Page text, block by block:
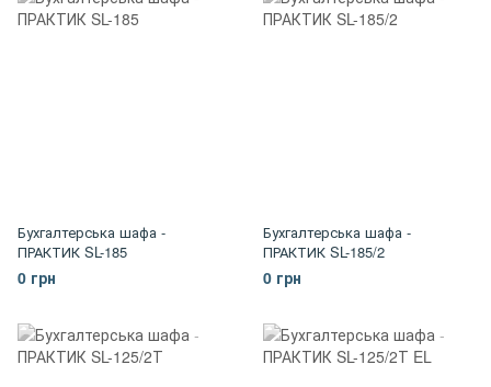
Бухгалтерська шафа -
ПРАКТИК SL-185
0 грн
Бухгалтерська шафа -
ПРАКТИК SL-185/2
0 грн